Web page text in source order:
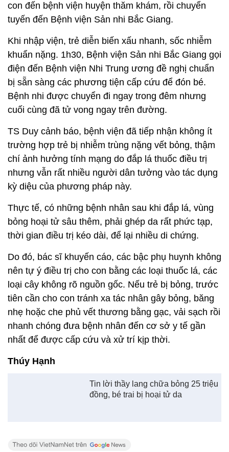
con đến bệnh viện huyện thăm khám, rồi chuyển
tuyến đến Bệnh viện Sản nhi Bắc Giang.
Khi nhập viện, trẻ diễn biến xấu nhanh, sốc nhiễm
khuẩn nặng. 1h30, Bệnh viện Sản nhi Bắc Giang gọi
điện đến Bệnh viện Nhi Trung ương đề nghị chuẩn
bị sẵn sàng các phương tiện cấp cứu để đón bé.
Bệnh nhi được chuyển đi ngay trong đêm nhưng
cuối cùng đã tử vong ngay trên đường.
TS Duy cảnh báo, bệnh viện đã tiếp nhận không ít
trường hợp trẻ bị nhiễm trùng nặng vết bỏng, thậm
chí ảnh hưởng tính mạng do đắp lá thuốc điều trị
nhưng vẫn rất nhiều người dân tưởng vào tác dụng
kỳ diệu của phương pháp này.
Thực tế, có những bệnh nhân sau khi đắp lá, vùng
bỏng hoại tử sâu thêm, phải ghép da rất phức tạp,
thời gian điều trị kéo dài, để lại nhiều di chứng.
Do đó, bác sĩ khuyến cáo, các bậc phụ huynh không
nên tự ý điều trị cho con bằng các loại thuốc lá, các
loại cây không rõ nguồn gốc. Nếu trẻ bị bỏng, trước
tiên cần cho con tránh xa tác nhân gây bỏng, băng
nhẹ hoặc che phủ vết thương bằng gạc, vải sạch rồi
nhanh chóng đưa bệnh nhân đến cơ sở y tế gần
nhất để được cấp cứu và xử trí kịp thời.
Thúy Hạnh
Tin lời thầy lang chữa bỏng 25 triệu
đồng, bé trai bị hoại tử da